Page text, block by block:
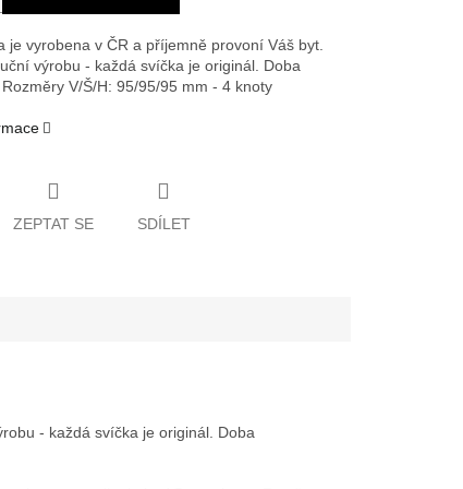
je vyrobena v ČR a příjemně provoní Váš byt.
výrobu - každá svíčka je originál. Doba
Rozměry V/Š/H: 95/95/95 mm - 4 knoty
ZEPTAT SE SDÍLET
- každá svíčka je originál. Doba